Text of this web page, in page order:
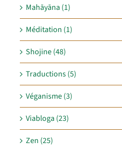
Mahāyāna (1)
Méditation (1)
Shojine (48)
Traductions (5)
Véganisme (3)
Viabloga (23)
Zen (25)